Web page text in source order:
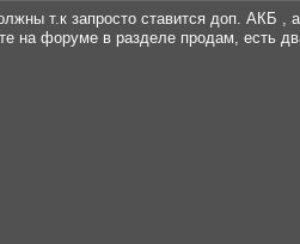
т.к запросто ставится доп. АКБ ,
на форуме в разделе продам, есть